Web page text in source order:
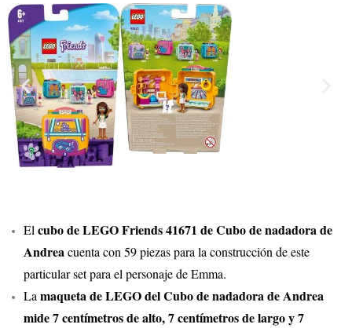
Elcubo de LEGO Friends 41671 de Cubo de nadadora de
Andreacuenta con 59 piezas para la construcción de este
particular set para el personaje de Emma.
Lamaqueta de LEGO del Cubo de nadadora de Andrea
mide 7 centímetros de alto, 7 centímetros de largo y 7